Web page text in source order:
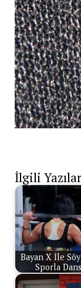
İlgili Yazılar
Bayan X İle
Sporla Dans